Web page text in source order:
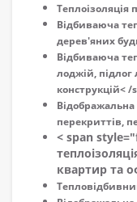
Теплоізоляція
Відбиваюча
дерев'яних
Відбиваюча
лоджій,
конструкцій< /
перекриттів,
< span
квартир та